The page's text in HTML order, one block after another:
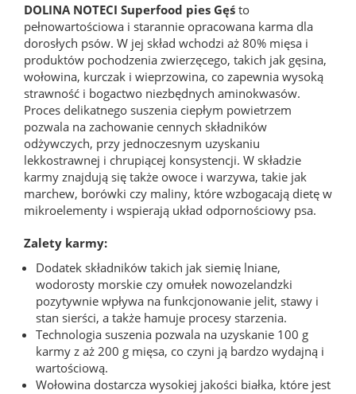
DOLINA NOTECI Superfood pies Gęś to
pełnowartościowa i starannie opracowana karma dla
dorosłych psów. W jej skład wchodzi aż 80% mięsa i
produktów pochodzenia zwierzęcego, takich jak gęsina,
wołowina, kurczak i wieprzowina, co zapewnia wysoką
strawność i bogactwo niezbędnych aminokwasów.
Proces delikatnego suszenia ciepłym powietrzem
pozwala na zachowanie cennych składników
odżywczych, przy jednoczesnym uzyskaniu
lekkostrawnej i chrupiącej konsystencji. W składzie
karmy znajdują się także owoce i warzywa, takie jak
marchew, borówki czy maliny, które wzbogacają dietę w
mikroelementy i wspierają układ odpornościowy psa.
Zalety karmy:
Dodatek składników takich jak siemię lniane,
wodorosty morskie czy omułek nowozelandzki
pozytywnie wpływa na funkcjonowanie jelit, stawy i
stan sierści, a także hamuje procesy starzenia.
Technologia suszenia pozwala na uzyskanie 100 g
karmy z aż 200 g mięsa, co czyni ją bardzo wydajną i
wartościową.
Wołowina dostarcza wysokiej jakości białka, które jest